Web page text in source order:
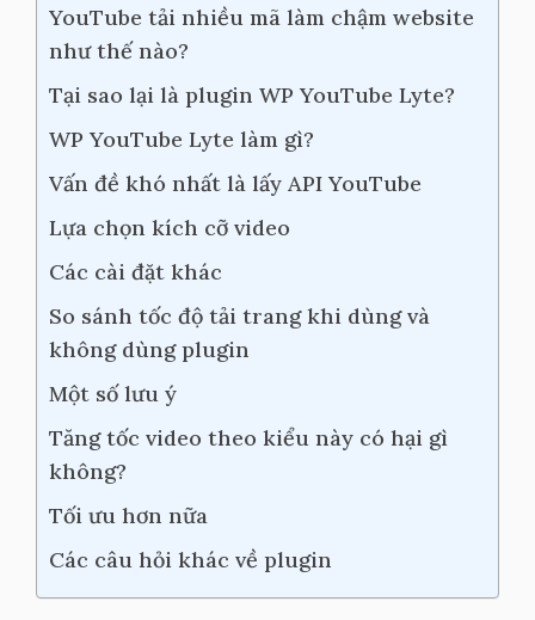
YouTube tải nhiều mã làm chậm website
như thế nào?
Tại sao lại là plugin WP YouTube Lyte?
WP YouTube Lyte làm gì?
Vấn đề khó nhất là lấy API YouTube
Lựa chọn kích cỡ video
Các cài đặt khác
So sánh tốc độ tải trang khi dùng và
không dùng plugin
Một số lưu ý
Tăng tốc video theo kiểu này có hại gì
không?
Tối ưu hơn nữa
Các câu hỏi khác về plugin